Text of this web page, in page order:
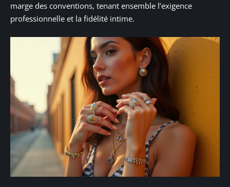
marge des conventions, tenant ensemble l’exigence
professionnelle et la fidélité intime.